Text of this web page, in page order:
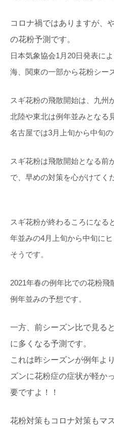
コロナ禍ではありますが、
の花粉予測です。
日本気象協会1月20日発表に
海、関東の一部から花粉シー
スギ花粉の飛散開始は、九州
北陸や東北は例年並みとなる
名古屋では3月上旬から中旬の
スギ花粉は飛散開始となる前
で、早めの対策を心がけてく
スギ花粉が終わるころになる
年並みの4月上旬から中旬に
そうです。
2021年春の例年比での花粉飛
例年並みの予想です。
一方、前シーズン比で見る
に多くなる予測です。
これは昨シーズンが例年よ
ズンに花粉症の症状が軽か
要ですよ！！
花粉対策もコロナ対策もマ